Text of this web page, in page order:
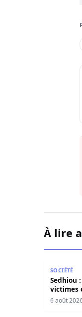
À lire
SOCIÉTÉ
Sedhiou
6 août